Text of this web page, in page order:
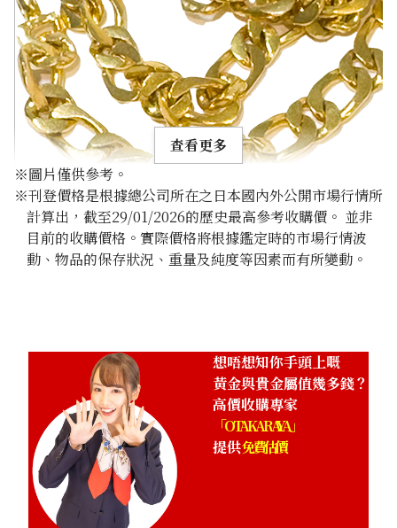
22K Gold (K22) Thousand-legged Gold Necklace
查看更多
※圖片僅供參考。
※刊登價格是根據總公司所在之日本國內外公開市場行情所
計算出，截至29/01/2026的歷史最高參考收購價。 並非
目前的收購價格。實際價格將根據鑑定時的市場行情波
動、物品的保存狀況、重量及純度等因素而有所變動。
想唔想知你手頭上嘅
黃金與貴金屬值幾多錢？
高價收購專家
「OTAKARAYA」
提供免費估價